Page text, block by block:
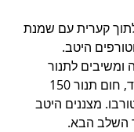
קערית עם שמנת
היטב.
ומשיבים לתנור
מצננים היטב
השלב הבא.